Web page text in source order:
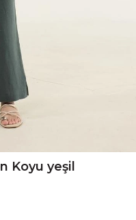
Koyu yeşil